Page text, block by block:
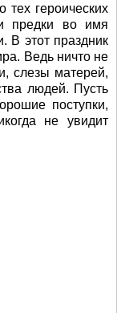
тех героических
предки во имя
В этот праздник
Ведь ничто не
слезы матерей,
людей. Пусть
поступки,
не увидит